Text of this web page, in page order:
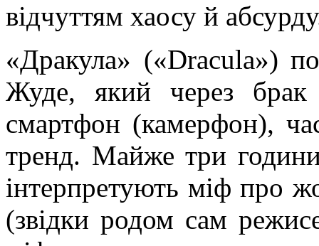
відчуттям хаосу й
«Дракула» («Dracula»)
Жуде, який через брак
смартфон (камерфон),
тренд. Майже три
інтерпретують міф про
(звідки родом сам